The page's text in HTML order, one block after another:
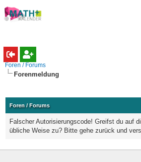
Foren / Forums
Forenmeldung
Foren / Forums
Falscher Autorisierungscode! Greifst du auf
übliche Weise zu? Bitte gehe zurück und